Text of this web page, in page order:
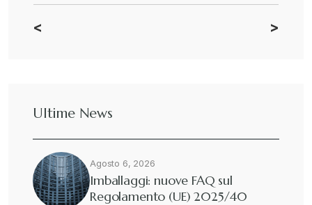
CBAM +
Deforestazione
Diritto tributario internazionale
< >
Ultime News
Agosto 6, 2026
Imballaggi: nuove FAQ sul
Regolamento (UE) 2025/40